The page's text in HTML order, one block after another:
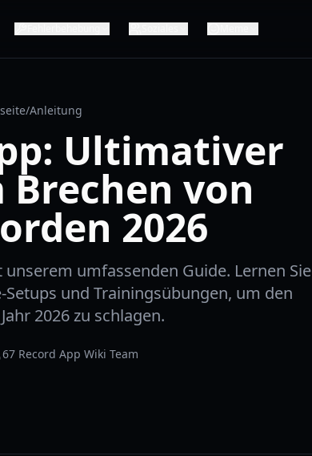
/Anleitung
Ultimativer
Brechen von
2026
umfassenden Guide. Lernen Sie
und Trainingsübungen, um den
2026 zu schlagen.
67 Record App Wiki Team